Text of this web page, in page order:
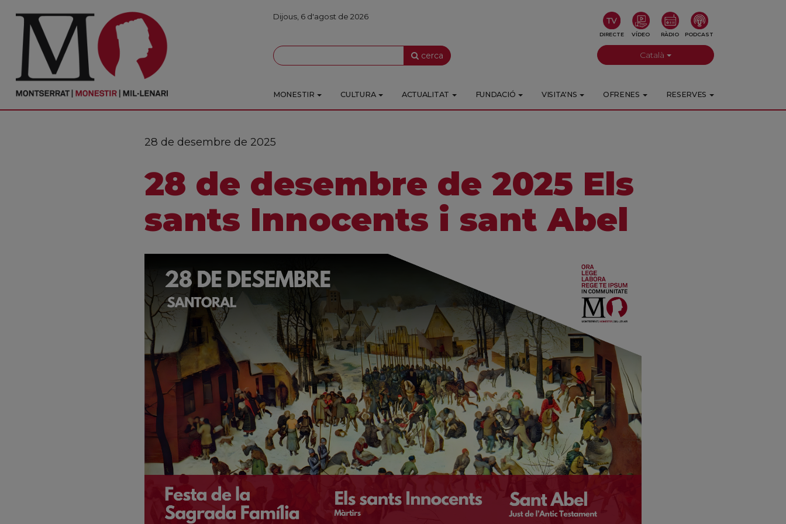
PORTADA
Monestir
Dijous, 6 d'agost de 2026
cerca
DIRECTE VÍDEO RÀDIO PODCAST
Català
MONESTIR CULTURA ACTUALITAT FUNDACIÓ VISITA'NS OFRENES RESERVES
28 de desembre de 2025
28 de desembre de 2025 Els
sants Innocents i sant Abel